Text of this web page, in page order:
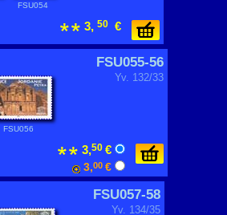
FSU054
3, 50 €
FSU055-56
Yv. 132/33
FSU056
3,50 €
3,00 €
FSU057-58
Yv. 134/35